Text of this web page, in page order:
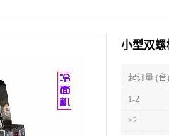
小型双螺
起订量 (台)
1-2
≥2